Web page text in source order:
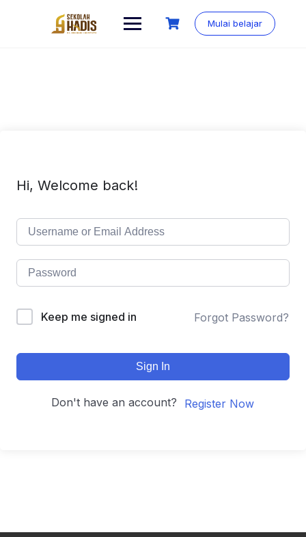
Mulai belajar
Hi, Welcome back!
Keep me signed in Forgot Password?
Sign In
Don't have an account? Register Now